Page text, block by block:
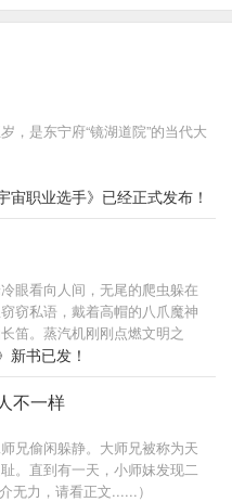
，是东宁府“镜湖道院”的当代大
宙职业选手》已经正式发布！
眼看向人间，无尾的爬虫躲在
窃私语，戴着高帽的八爪魔神
笛。蒸汽机刚刚点燃文明之
决，炼金枪炮与风帆战舰奏响
教会追逐躲藏，大时代已经拉
拓！地理大发现！有波澜壮阔
的谋划，文明征服野蛮？不，
文从海滨小城中苏醒，以没落
一步步走入旋涡的中心，摘下
迹冠冕。
新书已发！
不一样
兄偷闲躲静。大师兄被称为天
。直到有一天，小师妹发现二
无力，请看正文......）